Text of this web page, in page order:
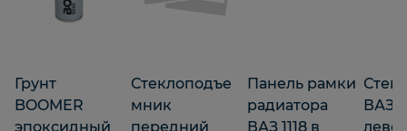
Грунт
BOOMER
эпоксидный
Стеклоподъе
мник
передний
Панель рамки
радиатора
ВАЗ 1118 в
ВАЗ